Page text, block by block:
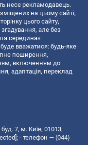
несе рекламодавець.
на цьому сайті,
цього сайту,
згадування, але без
середина»
вважатися: будь-яке
поширення,
включенням до
адаптація, переклад
7, м. Київ, 01013;
; - телефон — (044)